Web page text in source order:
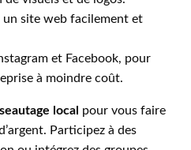
un site web facilement et
et Facebook, pour
à moindre coût.
local pour vous faire
Participez à des